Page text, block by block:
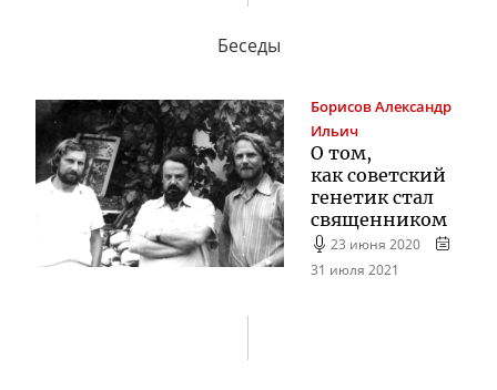
Беседы
БорисовАлександр
Ильич
О том,
как советский
генетик стал
священником
23 июня 2020
31 июля 2021